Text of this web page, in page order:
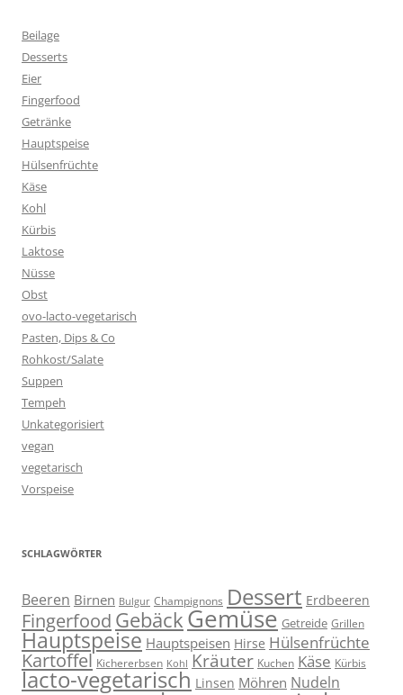
Beilage
Desserts
Eier
Fingerfood
Getränke
Hauptspeise
Hülsenfrüchte
Käse
Kohl
Kürbis
Laktose
Nüsse
Obst
ovo-lacto-vegetarisch
Pasten, Dips & Co
Rohkost/Salate
Suppen
Tempeh
Unkategorisiert
vegan
vegetarisch
Vorspeise
SCHLAGWÖRTER
Beeren Birnen Bulgur Champignons Dessert Erdbeeren
Fingerfood Gebäck Gemüse Getreide Grillen
Hauptspeise Hauptspeisen Hirse Hülsenfrüchte
Kartoffel Kichererbsen Kohl Kräuter Kuchen Käse Kürbis
lacto-vegetarisch Linsen Möhren Nudeln